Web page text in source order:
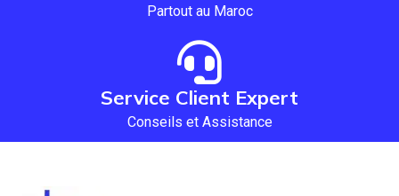
Partout au Maroc
Service Client Expert
Conseils et Assistance